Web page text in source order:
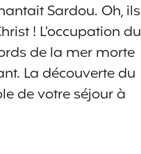
Sardou. Oh, ils
! L’occupation du
de la mer morte
La découverte du
de votre séjour à